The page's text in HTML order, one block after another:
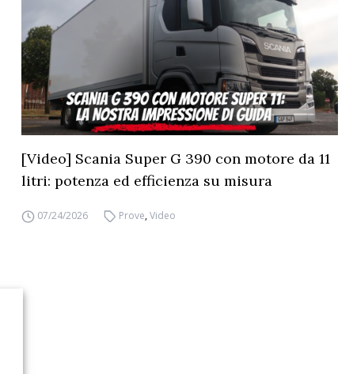
[Video] Scania Super G 390 con motore da 11
litri: potenza ed efficienza su misura
07/24/2026 Prove,Video